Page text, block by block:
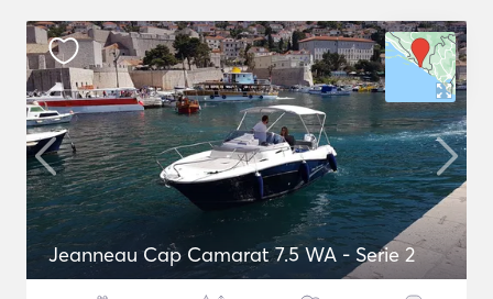
Jeanneau Cap Camarat 7.5 WA - Serie 2